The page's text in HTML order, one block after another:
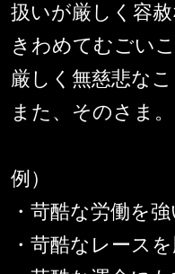
扱いが厳しく容赦
きわめてむごいこ
厳しく無慈悲なこ
また、そのさま。
例）
・苛酷な労働を
・苛酷なレース